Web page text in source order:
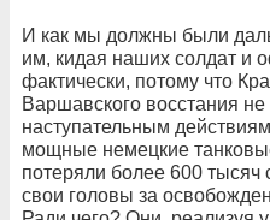
И как мы должны были
им, кидая наших солдат и
фактически, потому что
Варшавского восстания
наступательным
мощные немецкие
потеряли более 600 тысяч
свои головы за